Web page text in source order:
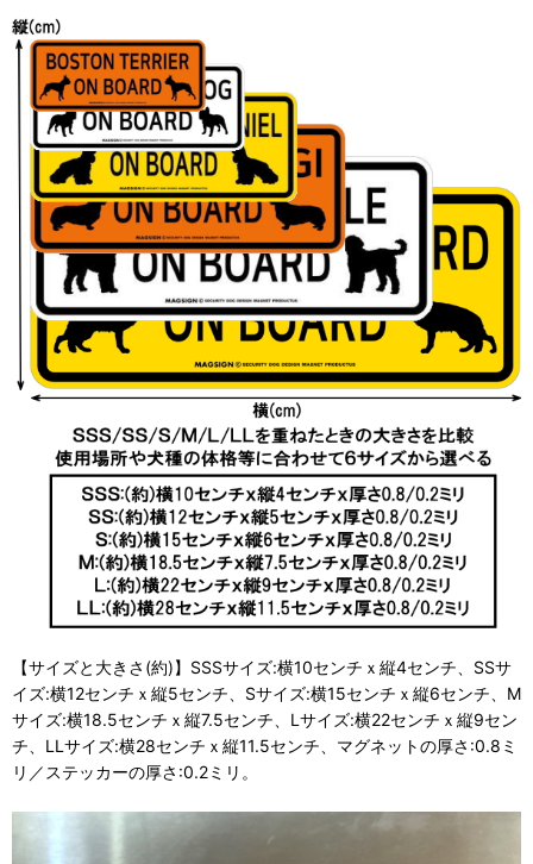
【サイズと大きさ(約)】SSSサイズ:横10センチｘ縦4センチ、SSサ
イズ:横12センチｘ縦5センチ、Sサイズ:横15センチｘ縦6センチ、M
サイズ:横18.5センチｘ縦7.5センチ、Lサイズ:横22センチｘ縦9セン
チ、LLサイズ:横28センチｘ縦11.5センチ、マグネットの厚さ:0.8ミ
リ／ステッカーの厚さ:0.2ミリ。